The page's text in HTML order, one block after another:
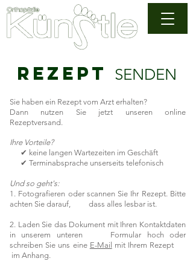
REZEPT SENDEN
Sie haben ein Rezept vom Arzt erhalten?
Dann nutzen Sie jetzt unseren online
Rezeptversand.
Ihre Vorteile?
✔ keine langen Wartezeiten im Geschäft
✔ Terminabsprache unserseits telefonisch
Und so geht's:
1. Fotografieren oder scannen Sie Ihr Rezept. Bitte
achten Sie darauf, dass alles lesbar ist.
2. Laden Sie das Dokument mit Ihren Kontaktdaten
in unserem unteren Formular hoch oder
schreiben Sie uns eine E-Mail mit Ihrem Rezept
im Anhang.